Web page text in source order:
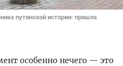
путинской истории: пришла
особенно нечего — это